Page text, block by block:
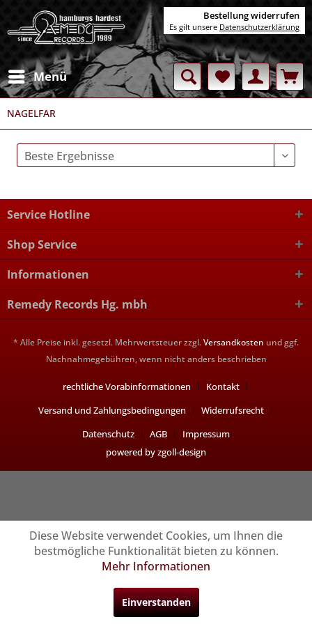
Menü
NAGELFAR
Service Hotline
Shop Service
Informationen
Remedy Records Hg. mbh
* Alle Preise inkl. gesetzl. Mehrwertsteuer zzgl.Versandkosten und ggf.
Nachnahmegebühren, wenn nicht anders beschrieben
rechtliche Vorabinformationen
Kontakt
Versand und Zahlungsbedingungen
Widerrufsrecht
Datenschutz
AGB
Impressum
powered by zgoll-design
Bestellung widerrufen
Es gilt unsere Datenschutzerklärung
Diese Website verwendet Cookies, um Ihnen die
bestmögliche Funktionalität bieten zu können.
Mehr Informationen
Einverstanden